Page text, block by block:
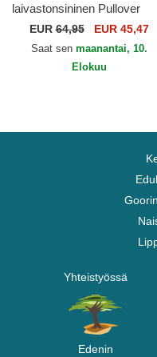
laivastonsininen Pullover
Hoody New Orleans
NBA New Era
EUR64,95 EUR 45,47
Saat sen maanantai, 10.
Elokuu
Yhteistyössä
Edenin